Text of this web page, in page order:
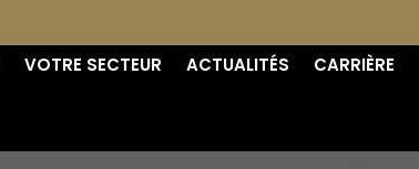
VOTRE SECTEUR ACTUALITÉS CARRIÈRE